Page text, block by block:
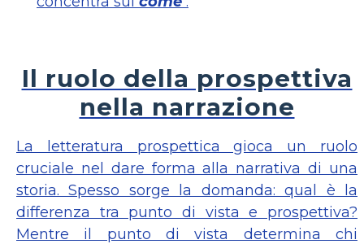
Il ruolo della prospettiva
nella narrazione
La letteratura prospettica gioca un ruolo
cruciale nel dare forma alla narrativa di una
storia. Spesso sorge la domanda: qual è la
differenza tra punto di vista e prospettiva?
Mentre il punto di vista determina chi